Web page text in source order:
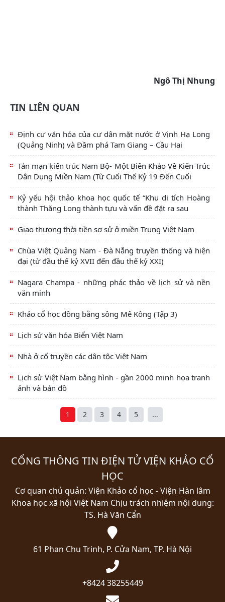
Ngô Thị Nhung
TIN LIÊN QUAN
Định cư văn hóa của cư dân mặt nước ở Vịnh Hạ Long
(Quảng Ninh) và Đầm phá Tam Giang – Cầu Hai
Tản mạn kiến trúc Nam Bộ- Một Biên Khảo Về Kiến Trúc
Dân Dụng Miền Nam (Từ Cuối Thế Kỷ 19 Đến Cuối
Kỷ yếu hội thảo khoa học quốc tế “Khu di tích Hoàng
thành Thăng Long thành tựu và vấn đề đặt ra sau
Giao thương thời tiền sơ sử ở miền Trung Việt Nam
Chùa Việt Quảng Nam - Đà Nẵng truyền thống và hiện
đại (từ đầu thế kỷ XVII đến đầu thế kỷ XXI)
Nagara Champa - những phác thảo về lịch sử và nền
văn minh
Khảo cổ học đồng bằng sông Mê Kông (Tập 3)
Lịch sử văn hóa Biển Việt Nam
Nhà ở cổ truyền các dân tộc Việt Nam
Lịch sử Việt Nam bằng hình - gần 2000 minh họa tranh
ảnh và bản đồ
1 2 3 4 5 ...
CỔNG THÔNG TIN ĐIỆN TỬ VIỆN KHẢO CỔ
HỌC
Cơ quan chủ quản: Viện Khảo cổ học - Viện Hàn lâm
Khoa học xã hội Việt Nam Chịu trách nhiệm nội dung:
TS. Hà Văn Cẩn
61 Phan Chu Trinh, P. Cửa Nam, TP. Hà Nội
+8424 38255449